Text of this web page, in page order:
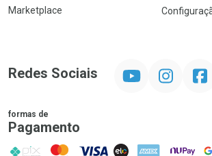
Marketplace
Redes Sociais Instagram
formas de
Pagamento
PIX MasterCard
VISA ELO AMEX NuPay